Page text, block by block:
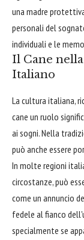
una madre
personali del
individuali e le
Il Cane
Italiano
La cultura italiana,
cane un ruolo
ai sogni. Nella
può anche essere
In molte regioni
circostanze, può
come un annuncio
fedele al fianco
specialmente se